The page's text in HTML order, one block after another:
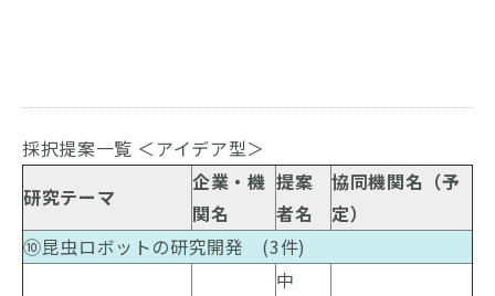
採択提案一覧 ＜アイデア型＞
研究テーマ
企業・機
関名
提案
者名
協同機関名（予
定）
⑩昆虫ロボットの研究開発 (3件)
中